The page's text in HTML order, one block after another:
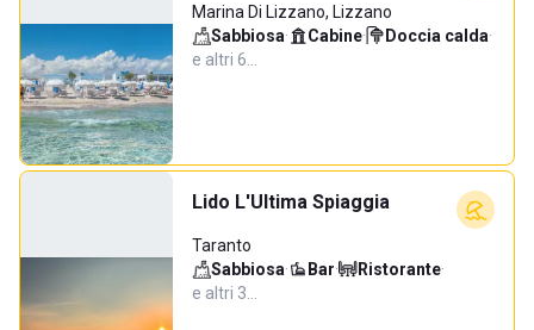
Marina Di Lizzano, Lizzano
Sabbiosa· Cabine· Doccia calda·
e altri 6…
Lido L'Ultima Spiaggia
Taranto
Sabbiosa· Bar· Ristorante·
e altri 3…